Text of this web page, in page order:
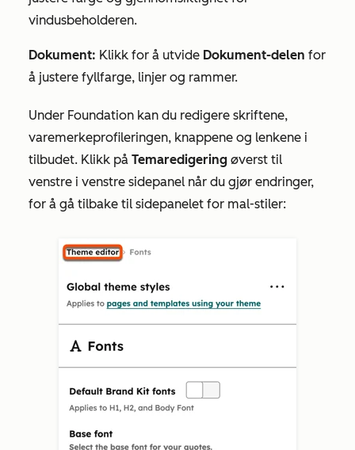
vindusbeholderen.
Dokument: Klikk for å utvide Dokument-delen for
å justere fyllfarge, linjer og rammer.
Under Foundation kan du redigere skriftene,
varemerkeprofileringen, knappene og lenkene i
tilbudet. Klikk på Temaredigering øverst til
venstre i venstre sidepanel når du gjør endringer,
for å gå tilbake til sidepanelet for mal-stiler: